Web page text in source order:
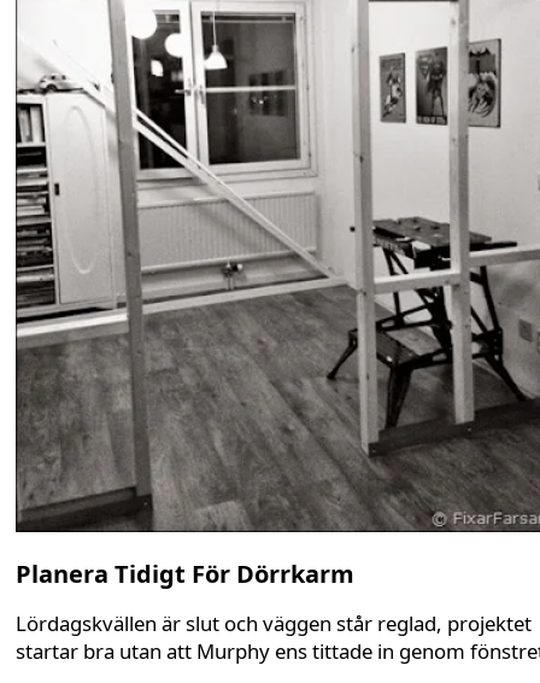
Planera Tidigt För Dörrkarm
Lördagskvällen är slut och väggen står reglad, projektet
startar bra utan att Murphy ens tittade in genom